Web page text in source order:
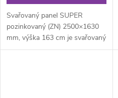
Svařovaný panel SUPER
pozinkovaný (ZN) 2500×1630
mm, výška 163 cm je svařovaný
pozinkovaný plotový panel o